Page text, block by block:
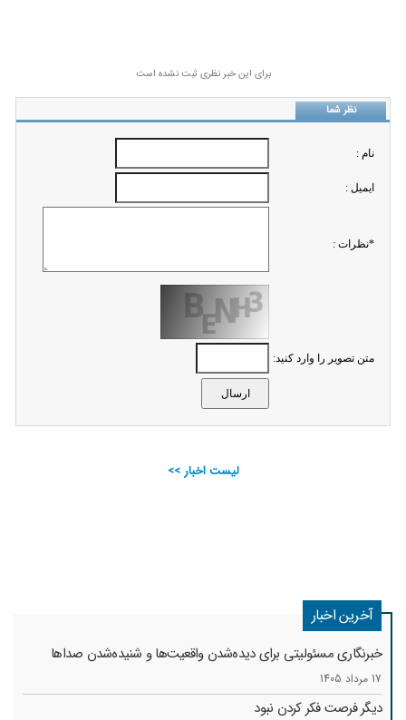
برای این خبر نظری ثبت نشده است
نظر شما
نام :
ايميل :
*نظرات :
متن تصویر را وارد کنید:
لیست اخبار >>
آخرین اخبار
خبرنگاری مسئولیتی برای دیده‌شدن واقعیت‌ها و شنیده‌شدن صداها
17 مرداد 1405
دیگر فرصت فکر کردن نبود